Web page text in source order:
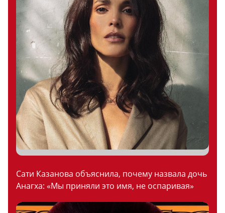
Сати Казанова объяснила, почему назвала дочь
Анагха: «Мы приняли это имя, не оспаривая»